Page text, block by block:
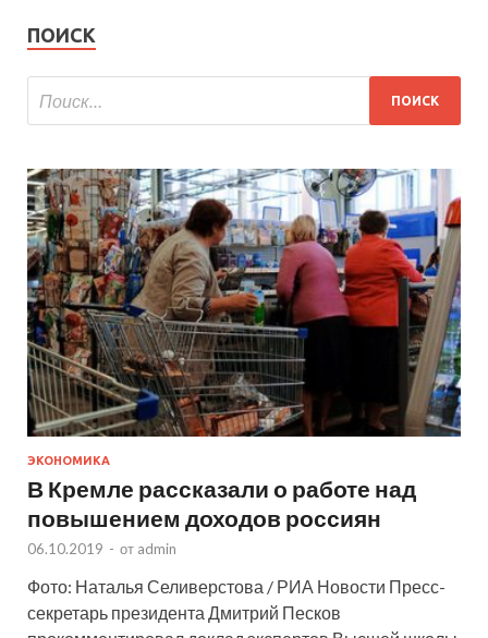
ПОИСК
ЭКОНОМИКА
В Кремле рассказали о работе над
повышением доходов россиян
06.10.2019 - от admin
Фото: Наталья Селиверстова / РИА Новости Пресс-
секретарь президента Дмитрий Песков